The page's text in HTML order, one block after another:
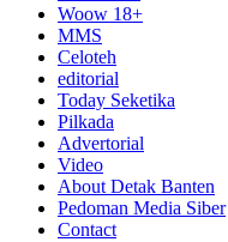
Woow 18+
MMS
Celoteh
editorial
Today Seketika
Pilkada
Advertorial
Video
About Detak Banten
Pedoman Media Siber
Contact